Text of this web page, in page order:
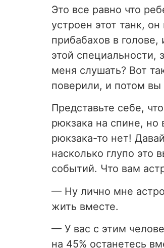
Это все равно что
устроен этот танк,
прибабахов в
этой специальности,
меня слушать? Вот
поверили, и потом вы
Представьте себе,
рюкзака на спине,
рюкзака-то нет!
насколько глупо это
событий. Что вам
— Ну лично мне
жить вместе.
— У вас с этим
на 45% останетесь